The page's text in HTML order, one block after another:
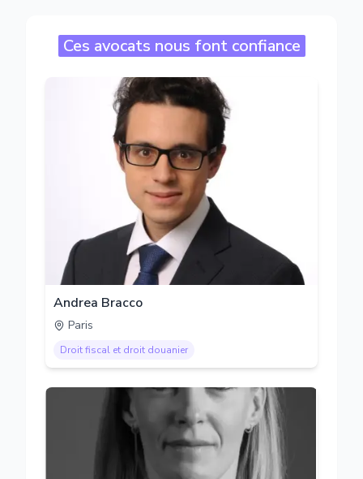
Ces avocats nous font confiance
Andrea Bracco
Paris
Droit fiscal et droit douanier